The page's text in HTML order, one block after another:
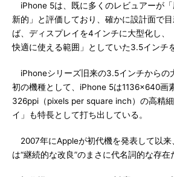
iPhone 5は、既に多くのレビュアーが
新的」と評価しており、確かに設計面で
ば、ディスプレイを4インチに大型化し、
快適に使える範囲」としていた3.5インチ
iPhoneシリーズ旧来の3.5インチからの
初の機種として、iPhone 5は1136×640画
326ppi（pixels per square inch）の高精
イ」も特長として打ち出している。
2007年にAppleが初代機を発表して以来
は“継続的な改良”のまさに代名詞的な存在